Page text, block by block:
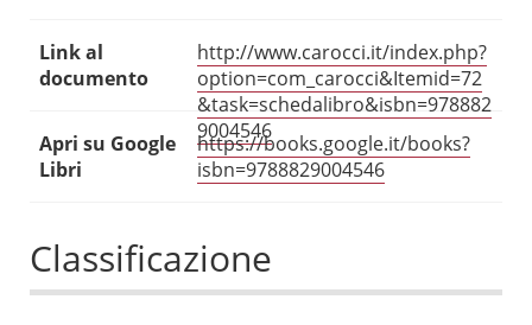
Link al
documento
http://www.carocci.it/index.php?
option=com_carocci&Itemid=72
&task=schedalibro&isbn=978882
9004546
Apri su Google
Libri
https://books.google.it/books?
isbn=9788829004546
Classificazione